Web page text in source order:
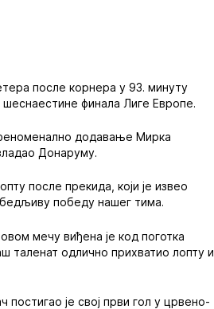
после корнера у 93. минуту
шеснаестине финала Лиге Европе.
додавање Мирка
Донаруму.
после прекида, који је извео
победу нашег тима.
мечу виђена је код поготка
таленат одлично прихватио лопту и
је свој први гол у црвено-